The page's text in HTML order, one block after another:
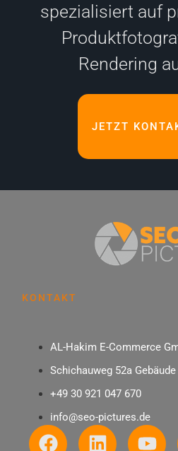
spezialisiert auf
Rendering
JETZT
KONTAKT
AL-Hakim E-Commerce
Schichauweg 52a
+49 30 921 047 670
info@seo-pictures.de